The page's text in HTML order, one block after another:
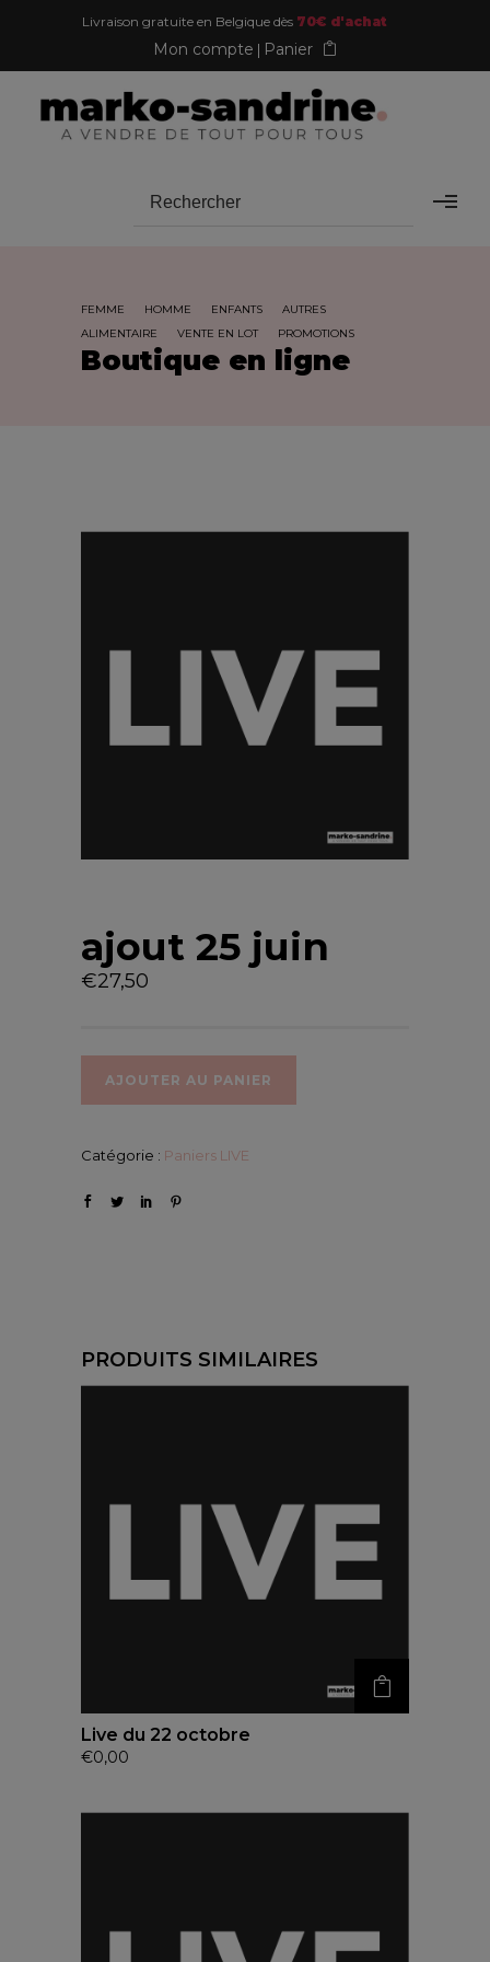
Livraison gratuite en Belgique dès 70€ d'achat
Mon compte Panier
FEMME HOMME ENFANTS
AUTRES
ALIMENTAIRE
VENTE EN LOT PROMOTIONS
Boutique en ligne
ajout 25 juin
€27,50
AJOUTER AU PANIER
Catégorie : Paniers LIVE
PRODUITS SIMILAIRES
Live du 22 octobre
€0,00